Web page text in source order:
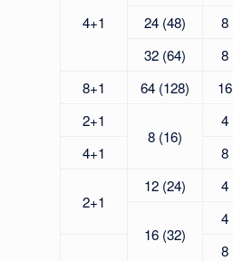
4+1 24 (48) 8
32 (64) 8
8+1 64 (128)
2+1
8 (16)
4
4+1 8
2+1
12 (24) 4
16 (32)
4
8